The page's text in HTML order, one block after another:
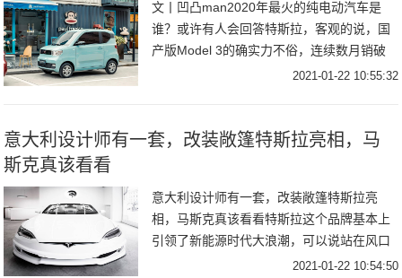
文丨凹凸man2020年最火的纯电动汽车是
谁？或许有人会回答特斯拉，客观的说，国
产版Model 3的确实力不俗，连续数月销破
万，进入轿车销量榜前二十，不过与五菱宏
2021-01-22 10:55:32
意大利设计师有一套，改装敞篷特斯拉亮相，马
斯克真该看看
意大利设计师有一套，改装敞篷特斯拉亮
相，马斯克真该看看特斯拉这个品牌基本上
引领了新能源时代大浪潮，可以说站在风口
浪尖，2020年当中特斯拉的股价一路攀升，
2021-01-22 10:54:50